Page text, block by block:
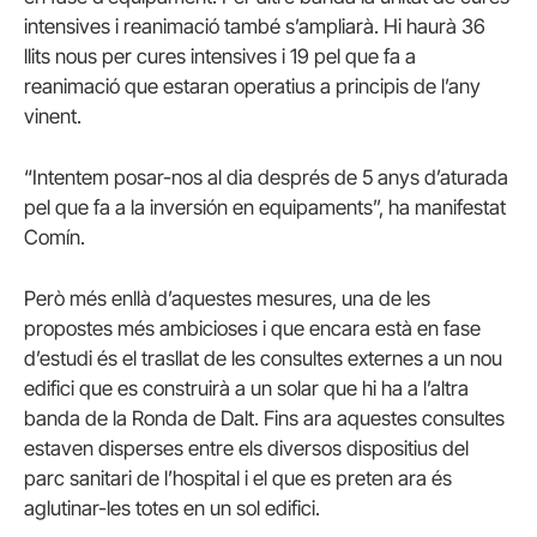
intensives i reanimació també s’ampliarà. Hi haurà 36
llits nous per cures intensives i 19 pel que fa a
reanimació que estaran operatius a principis de l’any
vinent.
“Intentem posar-nos al dia després de 5 anys d’aturada
pel que fa a la inversión en equipaments”, ha manifestat
Comín.
Però més enllà d’aquestes mesures, una de les
propostes més ambicioses i que encara està en fase
d’estudi és el trasllat de les consultes externes a un nou
edifici que es construirà a un solar que hi ha a l’altra
banda de la Ronda de Dalt. Fins ara aquestes consultes
estaven disperses entre els diversos dispositius del
parc sanitari de l’hospital i el que es preten ara és
aglutinar-les totes en un sol edifici.